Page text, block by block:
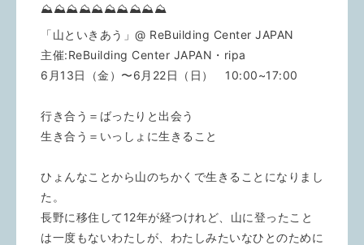
⛰️⛰️⛰️⛰️⛰️⛰️⛰️⛰️⛰️⛰️
「山といきあう」@ ReBuilding Center JAPAN
主催:ReBuilding Center JAPAN・ripa
6月13日（金）〜6月22日（日） 10:00~17:00
行き合う＝ばったりと出会う
生き合う＝いっしょに生きること
ひょんなことから山のちかくで生きることになりまし
た。
長野に移住して12年が経つけれど、山に登ったこと
は一度もないわたしが、わたしみたいなひとのために